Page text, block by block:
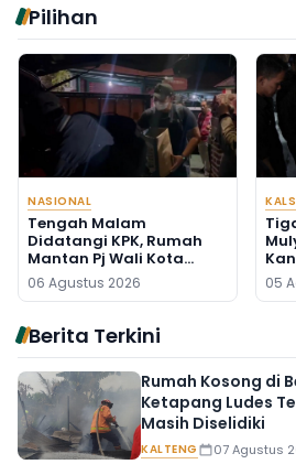
Pilihan
NASIONAL
Tengah Malam
Didatangi KPK, Rumah
Mantan Pj Wali Kota
Digeledah, Empat Koper
Dibawa
06 Agustus 2026 05
Berita Terkini
Rumah Kosong di
Ketapang Ludes
Masih Diselidiki
KALTENG 07 Agustus